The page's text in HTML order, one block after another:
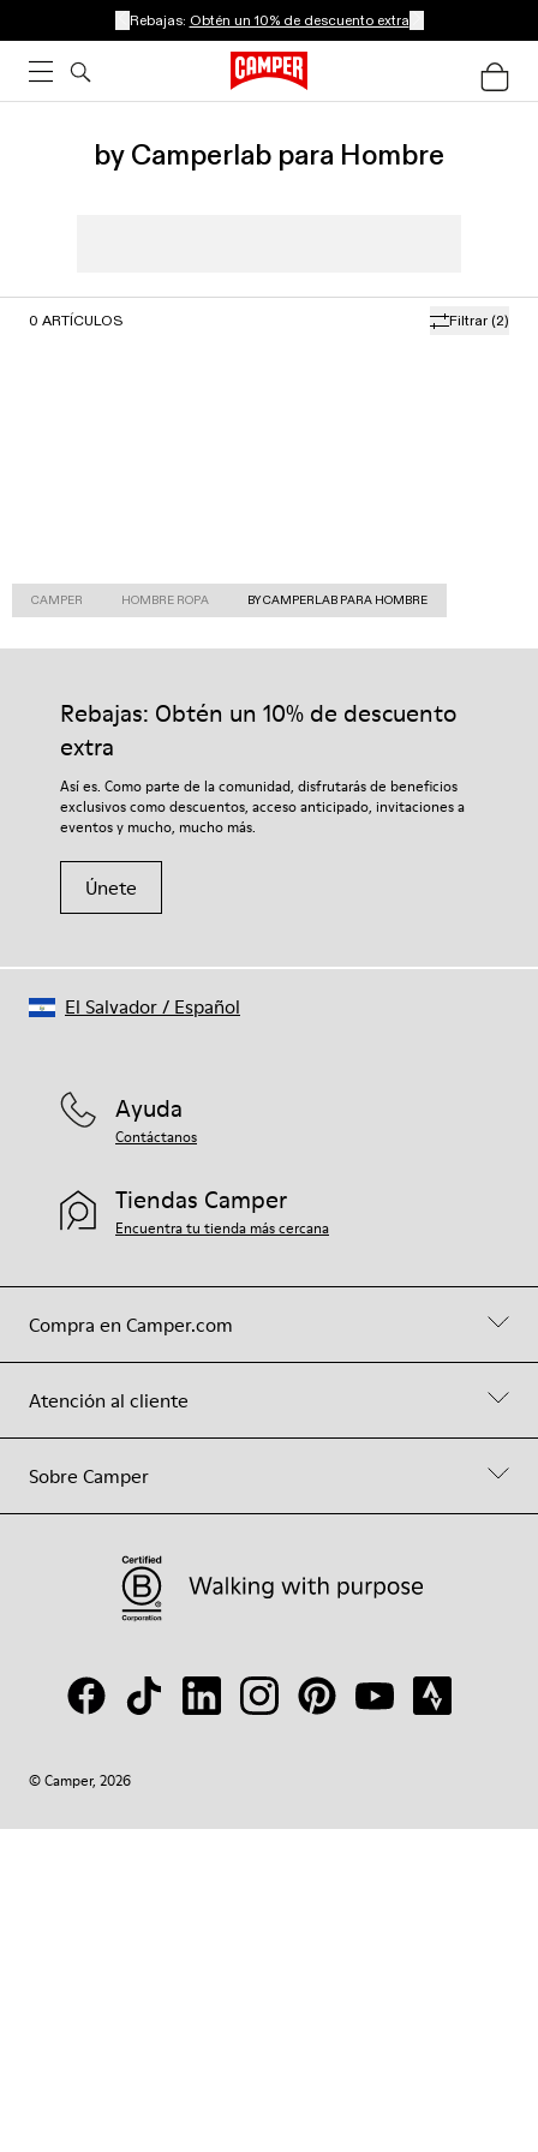
Rebajas: Obtén un 10% de descuento extra
by Camperlab para Hombre
Filtrar (2)
0 ARTÍCULOS
CAMPER HOMBRE ROPA BY CAMPERLAB PARA HOMBRE
Rebajas: Obtén un 10% de descuento
extra
Así es. Como parte de la comunidad, disfrutarás de beneficios
exclusivos como descuentos, acceso anticipado, invitaciones a
eventos y mucho, mucho más.
Únete
Compra en Camper.com
Atención al cliente
Sobre Camper
Ayuda
Contáctanos
Tiendas Camper
Encuentra tu tienda más cercana
© Camper, 2026
El Salvador/ Español